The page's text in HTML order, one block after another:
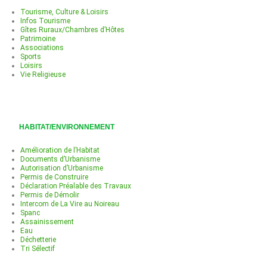
Tourisme, Culture & Loisirs
Infos Tourisme
Gîtes Ruraux/Chambres d’Hôtes
Patrimoine
Associations
Sports
Loisirs
Vie Religieuse
HABITAT/ENVIRONNEMENT
Amélioration de l’Habitat
Documents d’Urbanisme
Autorisation d’Urbanisme
Permis de Construire
Déclaration Préalable des Travaux
Permis de Démolir
Intercom de La Vire au Noireau
Spanc
Assainissement
Eau
Déchetterie
Tri Sélectif